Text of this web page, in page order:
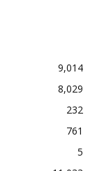
9,014
8,029
232
761
5